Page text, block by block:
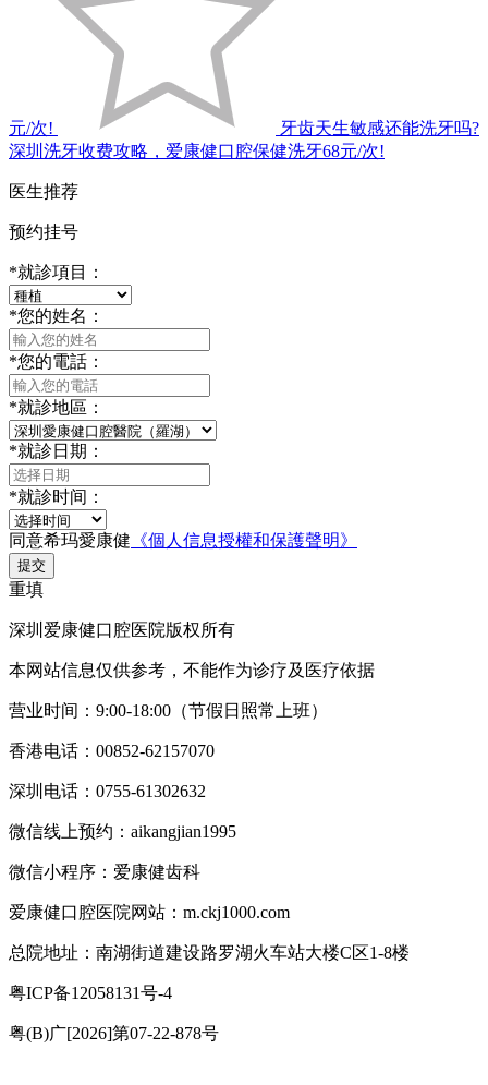
元/次!
牙齿天生敏感还能洗牙吗?
深圳洗牙收费攻略，爱康健口腔保健洗牙68元/次!
医生推荐
预约挂号
*就診項目：
*您的姓名：
*您的電話：
*就診地區：
*就診日期：
*就診时间：
同意希玛愛康健 《個人信息授權和保護聲明》
提交
重填
深圳爱康健口腔医院版权所有
本网站信息仅供参考，不能作为诊疗及医疗依据
营业时间：9:00-18:00（节假日照常上班）
香港电话：00852-62157070
深圳电话：0755-61302632
微信线上预约：aikangjian1995
微信小程序：爱康健齿科
爱康健口腔医院网站：m.ckj1000.com
总院地址：南湖街道建设路罗湖火车站大楼C区1-8楼
粤ICP备12058131号-4
粤(B)广[2026]第07-22-878号